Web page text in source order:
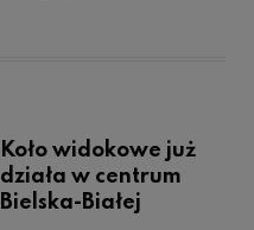
Koło widokowe już
działa w centrum
Bielska-Białej